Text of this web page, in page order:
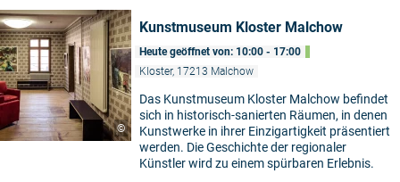
©
Kunstmuseum Kloster Malchow
Heute geöffnet von: 10:00 - 17:00
Kloster, 17213 Malchow
Das Kunstmuseum Kloster Malchow befindet
sich in historisch-sanierten Räumen, in denen
Kunstwerke in ihrer Einzigartigkeit präsentiert
werden. Die Geschichte der regionaler
Künstler wird zu einem spürbaren Erlebnis.